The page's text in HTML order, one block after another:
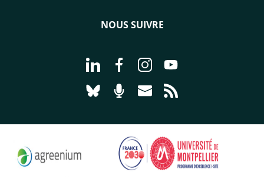
NOUS SUIVRE
Aller à la page Nous suivre sur
Aller à la page Nous suivre sur
Aller à la page Nous
Aller à la page
Aller à la page Nous suivre sur
Aller à la page Nourrir le
Aller à la page Nous